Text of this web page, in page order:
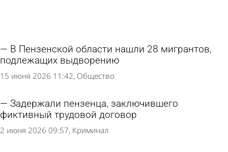
В Пензенской области нашли 28 мигрантов,
подлежащих выдворению
15 июня 2026 11:42 Общество
Задержали пензенца, заключившего
фиктивный трудовой договор
2 июня 2026 09:57 Криминал